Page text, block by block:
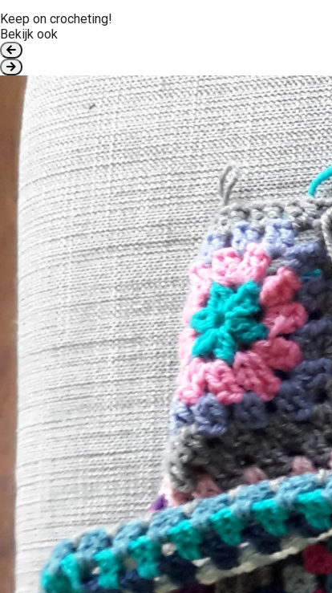
Keep on crocheting!
Bekijk ook